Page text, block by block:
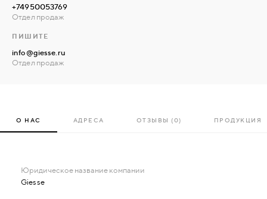
сотрудничеству с брендом Giesse!
+74950053769
Отдел продаж
ПИШИТЕ
info@giesse.ru
Отдел продаж
О НАС АДРЕСА ОТЗЫВЫ (0) ПРОДУКЦИЯ
Giesse